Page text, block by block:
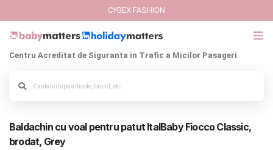
Italbaby Collections
CYBEX FASHION
Centru Acreditat de Siguranta in Trafic a Micilor Pasageri
Baldachin cu voal pentru patut ItalBaby Fiocco Classic,
brodat, Grey